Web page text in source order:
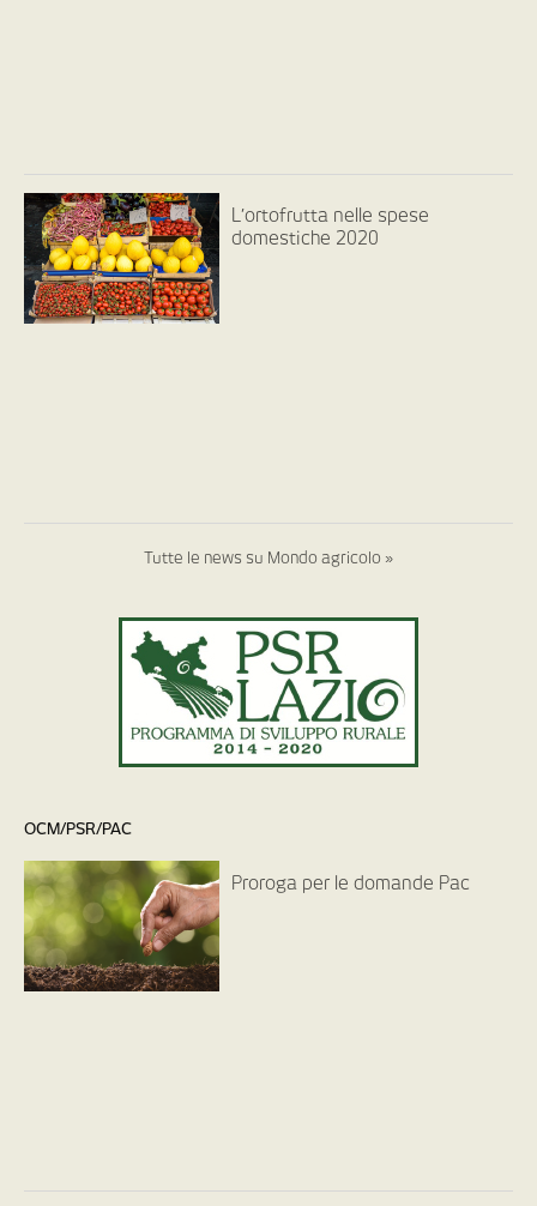
L’ortofrutta nelle spese
domestiche 2020
Tutte le news su Mondo agricolo »
OCM/PSR/PAC
Proroga per le domande Pac